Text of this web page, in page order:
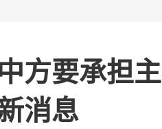
方要承担主
消息